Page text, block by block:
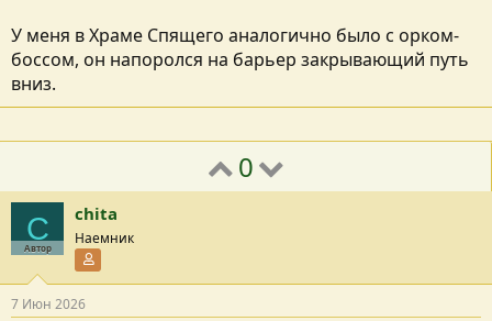
У меня в Храме Спящего аналогично было с орком-
боссом, он напоролся на барьер закрывающий путь
вниз.
0
Автор
C chita
Наемник
7 Июн 2026